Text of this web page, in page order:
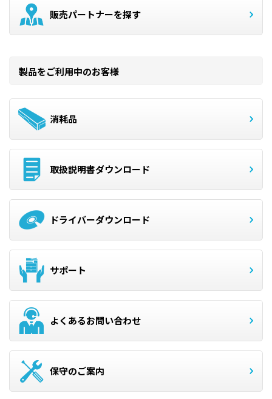
販売パートナーを探す
製品をご利用中のお客様
消耗品
取扱説明書ダウンロード
ドライバーダウンロード
サポート
よくあるお問い合わせ
保守のご案内